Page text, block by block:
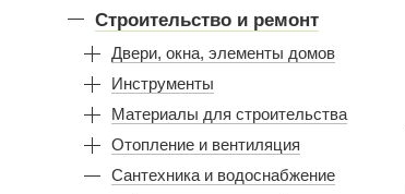
ЧУВАШГОССНАБ. Основан в 1925
году
Строительство и ремонт
Двери, окна, элементы домов
Инструменты
Материалы для строительства
Отопление и вентиляция
Сантехника и водоснабжение